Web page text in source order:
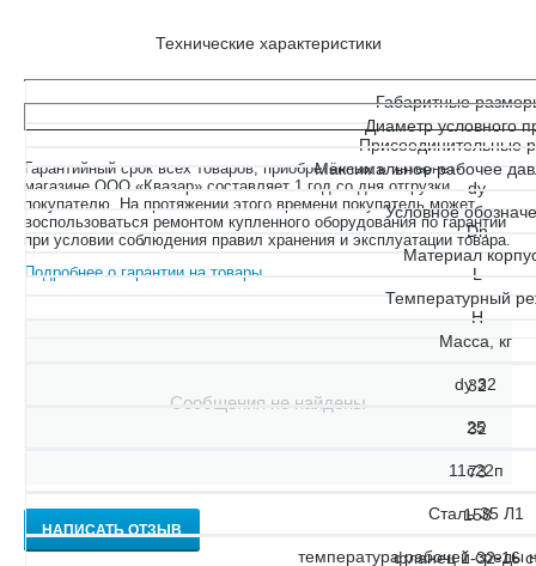
Технические характеристики
Габаритные
Присоединительные
dy
Dn
L
H
32
32
73
158
фланец 1-32-16
Диаметр условного
Максимальное рабочее
Условное
Материал
Температурный
Масса, кг
dy 32
25
11с22п
Сталь 35 Л1
температура рабочей среды
Гарантийный срок всех товаров, приобретённых в интернет-
магазине ООО «Квазар» составляет 1 год со дня отгрузки
покупателю. На протяжении этого времени покупатель может
воспользоваться ремонтом купленного оборудования по гарантии
при условии соблюдения правил хранения и эксплуатации товара.
Подробнее о гарантии на товары
Сообщения не найдены
НАПИСАТЬ ОТЗЫВ